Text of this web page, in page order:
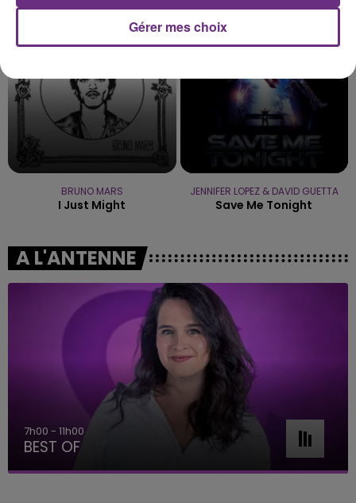
BRUNO MARS
I Just Might
10h34
10h34
JENNIFER LOPEZ & DAVID GUETTA
Save Me Tonight
A L'ANTENNE
7h00 - 11h00
BEST OF
Gérer mes choix